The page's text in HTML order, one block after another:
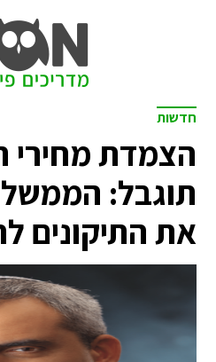
חדשות
הצמדת מחירי
תוגבל:
את התיקונים